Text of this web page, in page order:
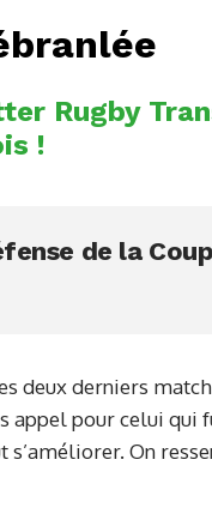
Rugby
!
de la
deux derniers
appel pour celui qui
On